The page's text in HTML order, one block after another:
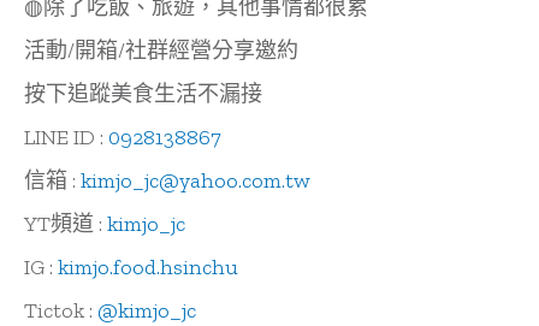
◍除了吃飯、旅遊，其他事情都很累
活動/開箱/社群經營分享邀約
按下追蹤美食生活不漏接
LINE ID : 0928138867
信箱 : kimjo_jc@yahoo.com.tw
YT頻道 : kimjo_jc
IG : kimjo.food.hsinchu
Tictok : @kimjo_jc